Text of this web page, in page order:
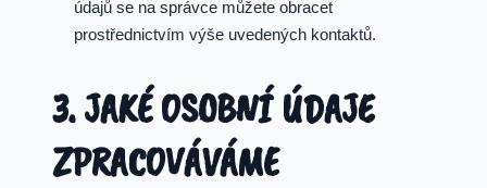
údajů se na správce můžete obracet
prostřednictvím výše uvedených kontaktů.
3. JAKÉ OSOBNÍ ÚDAJE
ZPRACOVÁVÁME